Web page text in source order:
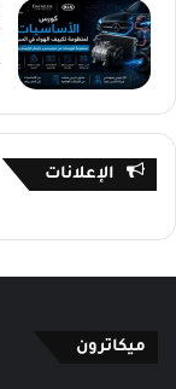
الإعلانات
ميكاترون